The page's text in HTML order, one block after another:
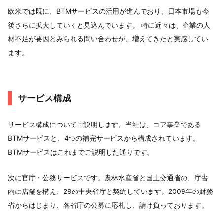
欧米では既に、BTMサービスの活用が進んでおり、日本市場も今
後さらに拡大していくと見込んでいます。 特に近々は、企業の人
材不足が要因とみられる問い合わせが、増えてきたと実感してい
ます。
サービス構成
サービス構成についてご説明します。当社は、コア事業である
BTMサービスと、4つの補完サービスから構成されています。
BTMサービスはこれまでご説明した通りです。
次に官庁・公務サービスです。農林水産省と国土交通省の、庁舎
内に店舗を構え、29の中央省庁と契約しています。2009年の財務
省からはじまり、各省庁の公募に応札し、請け負っております。